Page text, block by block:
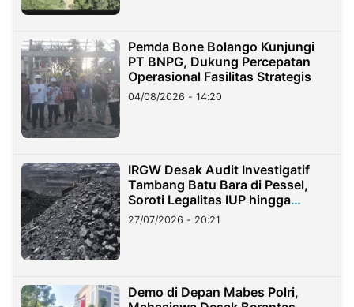
Pemda Bone Bolango Kunjungi
PT BNPG, Dukung Percepatan
Operasional Fasilitas Strategis
04/08/2026 - 14:20
IRGW Desak Audit Investigatif
Tambang Batu Bara di Pessel,
Soroti Legalitas IUP hingga
Stockpile
27/07/2026 - 20:21
Demo di Depan Mabes Polri,